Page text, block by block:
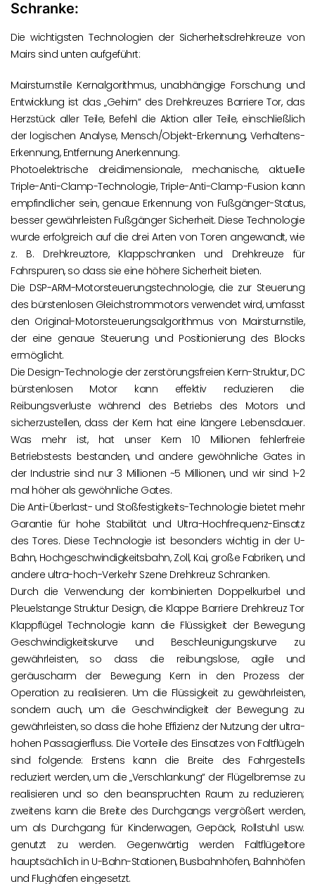
Schranke:
Die wichtigsten Technologien der Sicherheitsdrehkreuze von
Mairs sind unten aufgeführt:
Mairsturnstile Kernalgorithmus, unabhängige Forschung und
Entwicklung ist das „Gehirn“ des Drehkreuzes Barriere Tor, das
Herzstück aller Teile, Befehl die Aktion aller Teile, einschließlich
der logischen Analyse, Mensch/Objekt-Erkennung, Verhaltens-
Erkennung, Entfernung Anerkennung.
Photoelektrische dreidimensionale, mechanische, aktuelle
Triple-Anti-Clamp-Technologie, Triple-Anti-Clamp-Fusion kann
empfindlicher sein, genaue Erkennung von Fußgänger-Status,
besser gewährleisten Fußgänger Sicherheit. Diese Technologie
wurde erfolgreich auf die drei Arten von Toren angewandt, wie
z. B. Drehkreuztore, Klappschranken und Drehkreuze für
Fahrspuren, so dass sie eine höhere Sicherheit bieten.
Die DSP-ARM-Motorsteuerungstechnologie, die zur Steuerung
des bürstenlosen Gleichstrommotors verwendet wird, umfasst
den Original-Motorsteuerungsalgorithmus von Mairsturnstile,
der eine genaue Steuerung und Positionierung des Blocks
ermöglicht.
Die Design-Technologie der zerstörungsfreien Kern-Struktur, DC
bürstenlosen Motor kann effektiv reduzieren die
Reibungsverluste während des Betriebs des Motors und
sicherzustellen, dass der Kern hat eine längere Lebensdauer.
Was mehr ist, hat unser Kern 10 Millionen fehlerfreie
Betriebstests bestanden, und andere gewöhnliche Gates in
der Industrie sind nur 3 Millionen ~5 Millionen, und wir sind 1~2
mal höher als gewöhnliche Gates.
Die Anti-Überlast- und Stoßfestigkeits-Technologie bietet mehr
Garantie für hohe Stabilität und Ultra-Hochfrequenz-Einsatz
des Tores. Diese Technologie ist besonders wichtig in der U-
Bahn, Hochgeschwindigkeitsbahn, Zoll, Kai, große Fabriken, und
andere ultra-hoch-Verkehr Szene Drehkreuz Schranken.
Durch die Verwendung der kombinierten Doppelkurbel und
Pleuelstange Struktur Design, die Klappe Barriere Drehkreuz Tor
Klappflügel Technologie kann die Flüssigkeit der Bewegung
Geschwindigkeitskurve und Beschleunigungskurve zu
gewährleisten, so dass die reibungslose, agile und
geräuscharm der Bewegung Kern in den Prozess der
Operation zu realisieren. Um die Flüssigkeit zu gewährleisten,
sondern auch, um die Geschwindigkeit der Bewegung zu
gewährleisten, so dass die hohe Effizienz der Nutzung der ultra-
hohen Passagierfluss. Die Vorteile des Einsatzes von Faltflügeln
sind folgende: Erstens kann die Breite des Fahrgestells
reduziert werden, um die „Verschlankung“ der Flügelbremse zu
realisieren und so den beanspruchten Raum zu reduzieren;
zweitens kann die Breite des Durchgangs vergrößert werden,
um als Durchgang für Kinderwagen, Gepäck, Rollstuhl usw.
genutzt zu werden. Gegenwärtig werden Faltflügeltore
hauptsächlich in U-Bahn-Stationen, Busbahnhöfen, Bahnhöfen
und Flughäfen eingesetzt.